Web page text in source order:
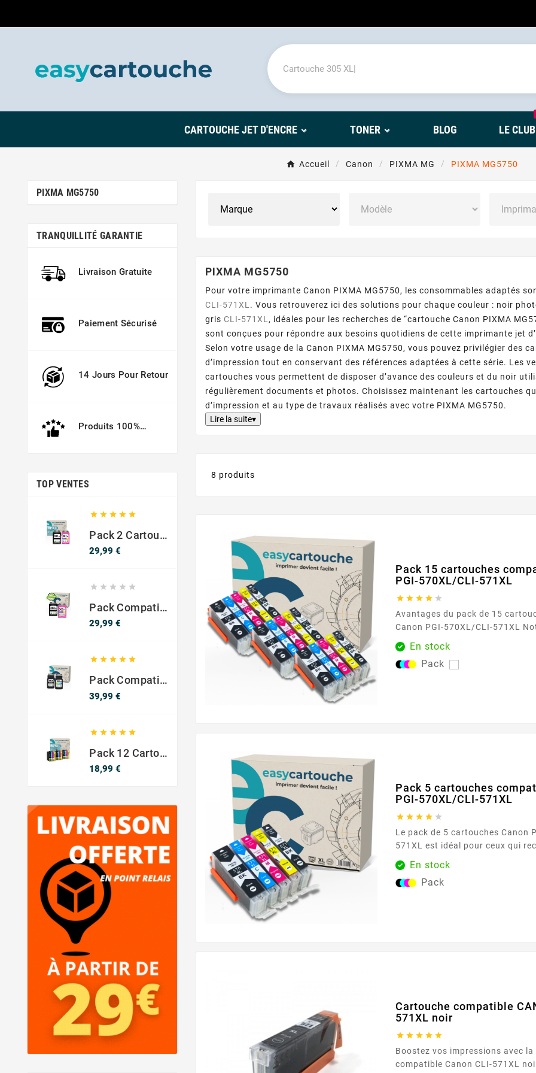
CARTOUCHE JET D'ENCRE TONER BLOG LE CLUB
Accueil Canon PIXMA MG PIXMA MG5750
PIXMA MG5750
TRANQUILLITÉ GARANTIE
Livraison Gratuite
Paiement Sécurisé
14 Jours Pour Retour
Produits 100%
TOP VENTES
    
Pack 2 Cartouches Compatible Avec HP 301 XL Noir Et Couleur
29,99 €
    
Pack Compatible Avec HP 302 XL Noir Et Couleur - SANS NIVEAU ENCRE
29,99 €
    
Pack Compatible Canon PG-540 XL / CL-541 XL – Noir & Couleur – Haute Capacité
39,99 €
    
Pack 12 Cartouches Compatible EPSON 603XL
18,99 €
PIXMA MG5750
Pour votre imprimante Canon PIXMA MG5750, les consommables adaptés
CLI-571XL . Vous retrouverez ici des solutions pour chaque couleur : noir
grisCLI-571XL , idéales pour les recherches de “cartouche Canon PIXMA
sont conçues pour répondre aux besoins quotidiens de cette imprimante jet
Selon votre usage de la Canon PIXMA MG5750, vous pouvez privilégier des
d’impression tout en conservant des références adaptées à cette série. Les
cartouches vous permettent de disposer d’avance des couleurs et du noir
régulièrement documents et photos. Choisissez maintenant les cartouches
d’impression et au type de travaux réalisés avec votre PIXMA MG5750.
Lire la suite▾
8 produits
Pack 15 cartouches
PGI-570XL/CLI-571XL
    
Avantages du pack de 15
Canon PGI-570XL/CLI-571XL Notre pack de 15
cartouches compatibles Canon
571XL est conçu pour répondre aux besoins des
utilisateurs intensifs
En stock
Pack
Pack 5 cartouches
PGI-570XL/CLI-571XL
    
Le pack de 5 cartouches Canon
571XL est idéal pour ceux qui
solution complète pour leurs
Comprenant une cartouche de
(noir, cyan, magenta, jaune,
En stock
Pack
Cartouche compatible
571XL noir
    
Boostez vos impressions avec
compatible Canon CLI-571XL